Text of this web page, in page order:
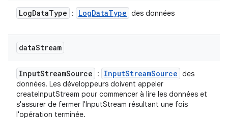
LogDataType : LogDataType des données
dataStream
InputStreamSource : InputStreamSource des
données. Les développeurs doivent appeler
createInputStream pour commencer à lire les données et
s'assurer de fermer l'InputStream résultant une fois
l'opération terminée.